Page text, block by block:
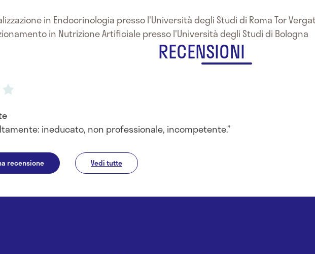
in Endocrinologia presso l'Università degli Studi di Roma Tor
in Nutrizione Artificiale presso l'Università degli Studi di Bologna
RECENSIONI
ineducato, non professionale, incompetente.
recensione Vedi tutte